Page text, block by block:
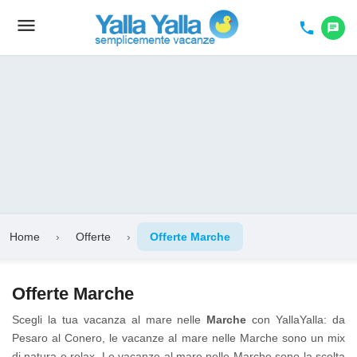
Toggle
menu phone chat
Home › Offerte › Offerte Marche
Offerte Marche
Scegli la tua vacanza al mare nelle Marche con YallaYalla: da
Pesaro al Conero, le vacanze al mare nelle Marche sono un mix